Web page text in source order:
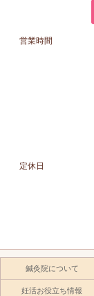
営業時間
定休日
鍼灸院について
妊活お役立ち情報